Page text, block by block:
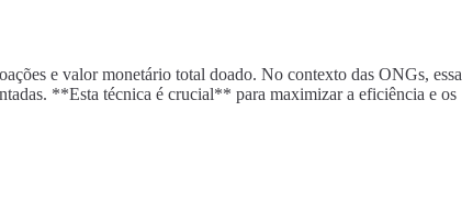
e valor monetário total doado. No contexto das ONGs, essa
**Esta técnica é crucial** para maximizar a eficiência e os